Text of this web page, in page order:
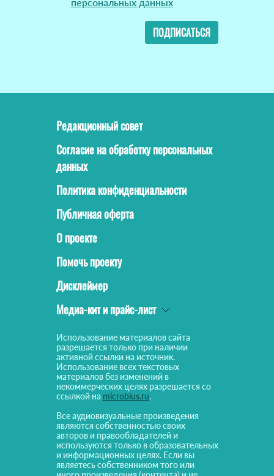
ПОДПИСАТЬСЯ
Редакционный совет
Согласие на обработку персональных
данных
Политика конфиденциальности
Публичная оферта
О проекте
Помочь проекту
Дисклеймер
Медиа-кит и прайс-лист
Использование материалов сайта
разрешается только при наличии
активной ссылки на источник.
Использование всех текстовых
материалов без изменений в
некоммерческих целях разрешается со
ссылкой на microbius.ru.
Все аудиовизуальные произведения
являются собственностью своих
авторов и правообладателей и
используются только в образовательных
и информационных целях. Если вы
являетесь собственником того или